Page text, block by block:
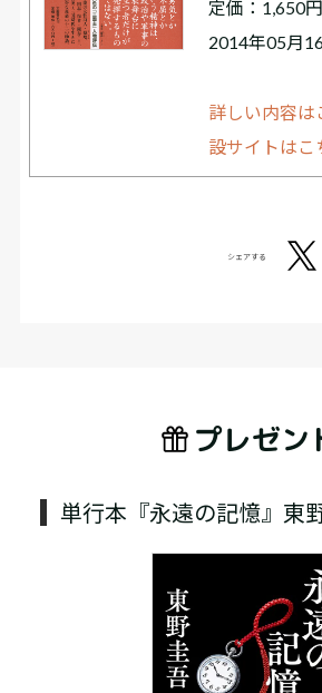
定価：1,650
2014年05月
詳しい内容は
設サイトはこ
シェアする
プレゼン
単行本『永遠の記憶』東